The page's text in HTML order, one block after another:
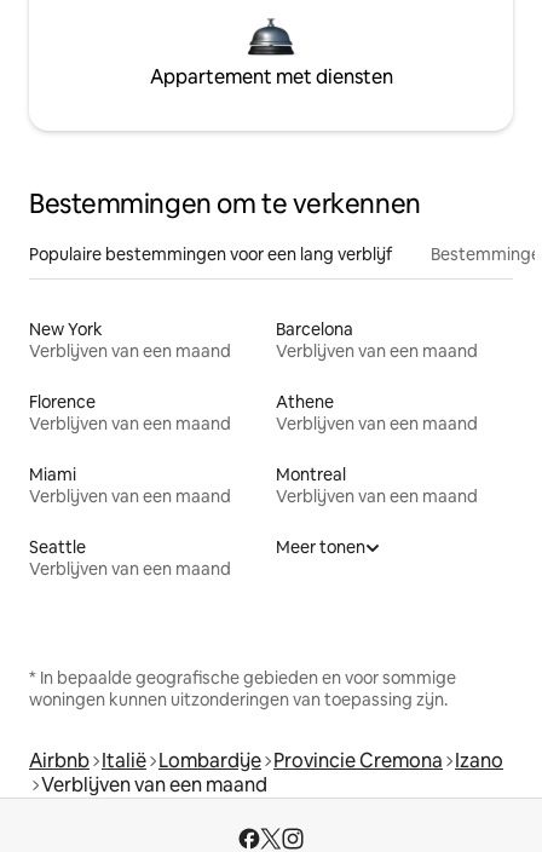
Appartement met diensten
Bestemmingen om te verkennen
Populaire bestemmingen voor een lang verblijf
New York
Verblijven van een maand
Barcelona
Verblijven van een maand
Florence
Verblijven van een maand
Athene
Verblijven van een maand
Miami
Verblijven van een maand
Montreal
Verblijven van een maand
Seattle
Verblijven van een maand
Meer tonen
* In bepaalde geografische gebieden en voor sommige
woningen kunnen uitzonderingen van toepassing zijn.
Airbnb Italië Lombardije Provincie Cremona Izano
Verblijven van een maand